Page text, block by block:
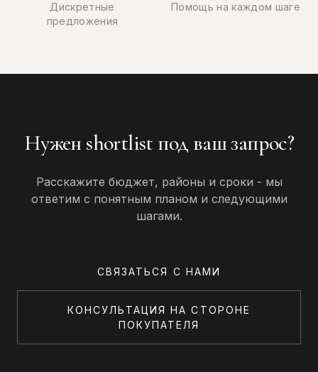
Дискретные
предложения
Помощь на каждом шаге
Нужен shortlist под ваш запрос?
Расскажите бюджет, районы и сроки - мы
ответим с понятным планом и следующими
шагами.
СВЯЗАТЬСЯ С НАМИ
КОНСУЛЬТАЦИЯ НА СТОРОНЕ
ПОКУПАТЕЛЯ